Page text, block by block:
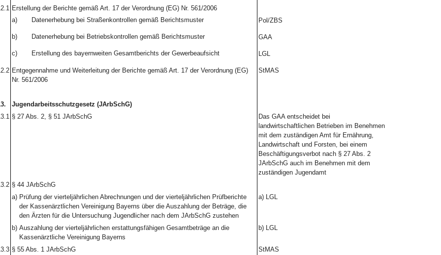
Erstellung der Berichte gemäß Art. 17 der Verordnung (EG) Nr. 561/2006
a)
Datenerhebung bei Straßenkontrollen gemäß Berichtsmuster Pol/ZBS
b) Datenerhebung bei Betriebskontrollen gemäß Berichtsmuster GAA
c) Erstellung des bayernweiten Gesamtberichts der Gewerbeaufsicht LGL
Entgegennahme und Weiterleitung der Berichte gemäß Art. 17 der Verordnung (EG)
Nr. 561/2006
StMAS
Jugendarbeitsschutzgesetz (JArbSchG)
§ 27 Abs. 2, § 51 JArbSchG
Das GAA entscheidet bei
landwirtschaftlichen Betrieben im Benehmen
mit dem zuständigen Amt für Ernährung,
Landwirtschaft und Forsten, bei einem
Beschäftigungsverbot nach § 27 Abs. 2
JArbSchG auch im Benehmen mit dem
zuständigen Jugendamt
§ 44 JArbSchG
a) Prüfung der vierteljährlichen Abrechnungen und der vierteljährlichen Prüfberichte
der Kassenärztlichen Vereinigung Bayerns über die Auszahlung der Beträge, die
den Ärzten für die Untersuchung Jugendlicher nach dem JArbSchG zustehen
a) LGL
b) Auszahlung der vierteljährlichen erstattungsfähigen Gesamtbeträge an die
Kassenärztliche Vereinigung Bayerns
b) LGL
§ 55 Abs. 1 JArbSchG
StMAS